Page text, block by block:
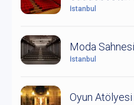
İstanbul
Moda Sahnesi
İstanbul
Oyun Atölyesi